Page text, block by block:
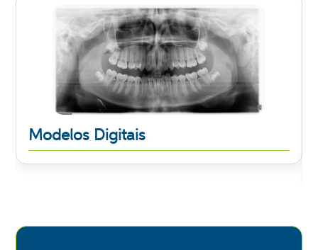
Modelos Digitais